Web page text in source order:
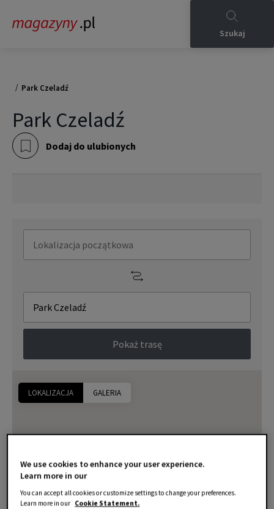
Szukaj
/ Park Czeladź
Park Czeladź
Dodaj do ulubionych
LOKALIZACJA GALERIA
Pokaż trasę
We use cookies to enhance your user experience.
Learn more in our
You can accept all cookies or customize settings to change your preferences.
Learn more in our Cookie Statement.